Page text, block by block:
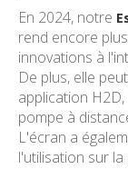
En 2024, notre
rend encore
innovations à
De plus, elle
application
pompe à
L'écran a
l'utilisation sur